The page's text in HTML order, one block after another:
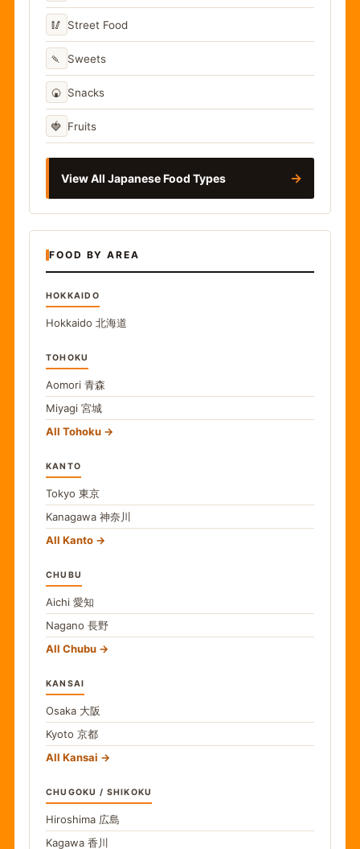
🥢 Street Food
🍡 Sweets
🍘 Snacks
🍓 Fruits
View All Japanese Food Types →
FOOD BY AREA
HOKKAIDO
Hokkaido 北海道
TOHOKU
Aomori 青森
Miyagi 宮城
All Tohoku
KANTO
Tokyo 東京
Kanagawa 神奈川
All Kanto
CHUBU
Aichi 愛知
Nagano 長野
All Chubu
KANSAI
Osaka 大阪
Kyoto 京都
All Kansai
CHUGOKU / SHIKOKU
Hiroshima 広島
Kagawa 香川